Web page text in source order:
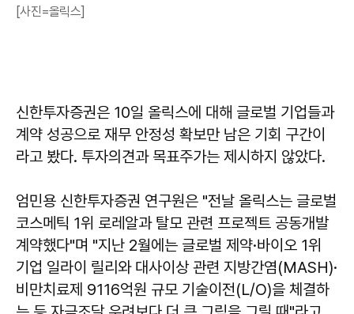
[사진=올릭스]
신한투자증권은 10일 올릭스에 대해 글로벌 기업들과
계약 성공으로 재무 안정성 확보만 남은 기회 구간이
라고 봤다. 투자의견과 목표주가는 제시하지 않았다.
엄민용 신한투자증권 연구원은 "전날 올릭스는 글로벌
코스메틱 1위 로레알과 탈모 관련 프로젝트 공동개발
계약했다"며 "지난 2월에는 글로벌 제약·바이오 1위
기업 일라이 릴리와 대사이상 관련 지방간염(MASH)·
비만치료제 9116억원 규모 기술이전(L/O)을 체결하